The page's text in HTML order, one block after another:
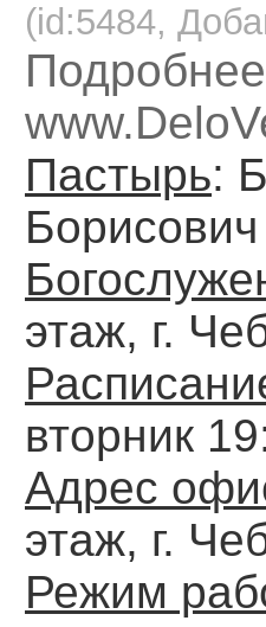
(id:5484,
Пастырь:
Борисович
этаж, г.
вторник
Адрес
этаж, г.
Режим